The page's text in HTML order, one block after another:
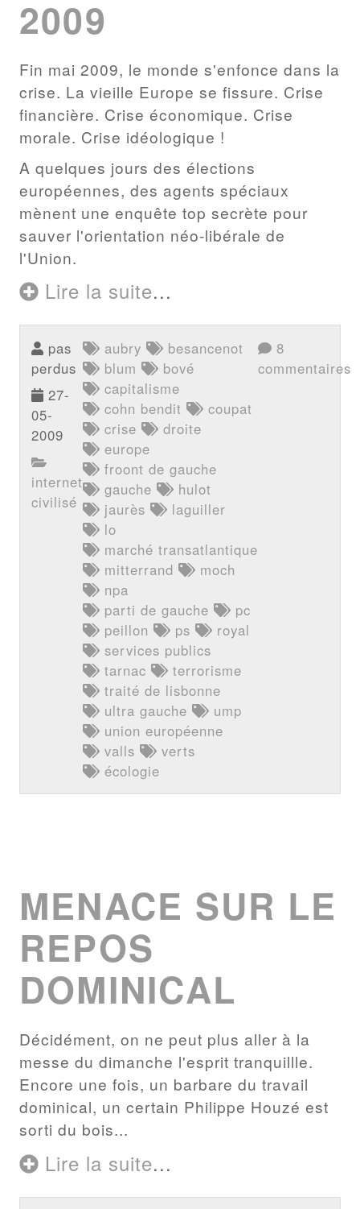
2009
Fin mai 2009, le monde s'enfonce dans la
crise. La vieille Europe se fissure. Crise
financière. Crise économique. Crise
morale. Crise idéologique !
A quelques jours des élections
européennes, des agents spéciaux
mènent une enquête top secrète pour
sauver l'orientation néo-libérale de
l'Union.
Lire la suite...
pas
perdus
27-
05-
2009
internet
civilisé
aubry
besancenot
blum
bové
capitalisme
cohn bendit
coupat
crise
droite
europe
froont de gauche
gauche
hulot
jaurès
laguiller
lo
marché transatlantique
mitterrand
moch
npa
parti de gauche
pc
peillon
ps
royal
services publics
tarnac
terrorisme
traité de lisbonne
ultra gauche
ump
union européenne
valls
verts
écologie
8
commentaires
MENACE SUR LE
REPOS
DOMINICAL
Décidément, on ne peut plus aller à la
messe du dimanche l'esprit tranquillle.
Encore une fois, un barbare du travail
dominical, un certain Philippe Houzé est
sorti du bois...
Lire la suite...